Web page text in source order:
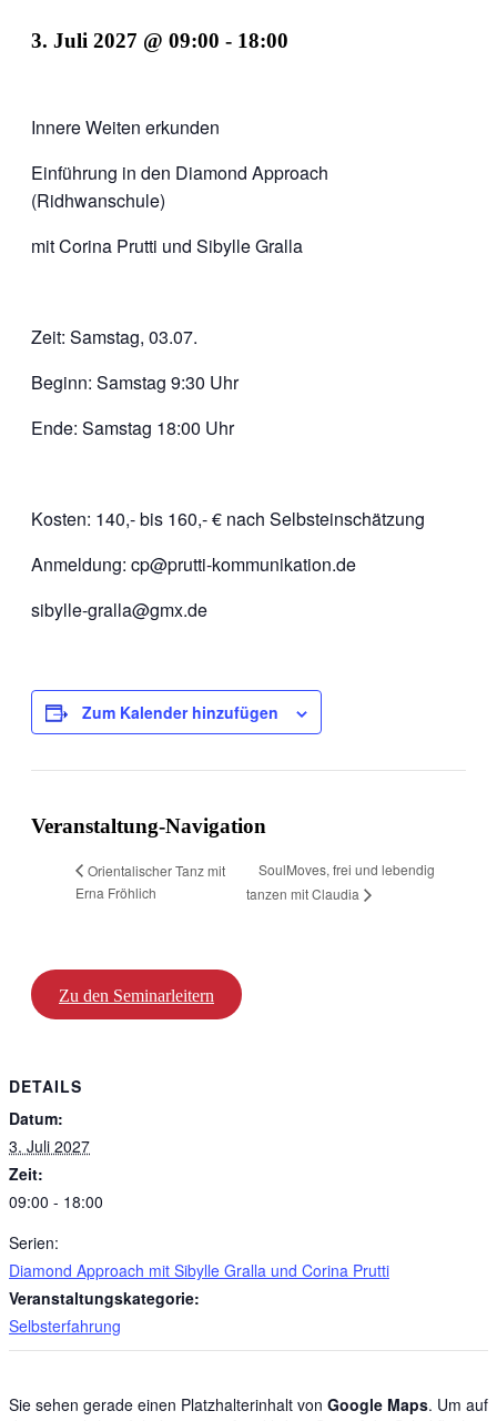
3. Juli 2027 @ 09:00 - 18:00
Innere Weiten erkunden
Einführung in den Diamond Approach
(Ridhwanschule)
mit Corina Prutti und Sibylle Gralla
Zeit: Samstag, 03.07.
Beginn: Samstag 9:30 Uhr
Ende: Samstag 18:00 Uhr
Kosten: 140,- bis 160,- € nach Selbsteinschätzung
Anmeldung: cp@prutti-kommunikation.de
sibylle-gralla@gmx.de
Zum Kalender hinzufügen
Veranstaltung-Navigation
Orientalischer Tanz mit
Erna Fröhlich
SoulMoves, frei und lebendig
tanzen mit Claudia
Zu den Seminarleitern
DETAILS
Datum:
3. Juli 2027
Zeit:
09:00 - 18:00
Serien:
Diamond Approach mit Sibylle Gralla und Corina Prutti
Veranstaltungskategorie:
Selbsterfahrung
Sie sehen gerade einen Platzhalterinhalt von Google Maps. Um auf